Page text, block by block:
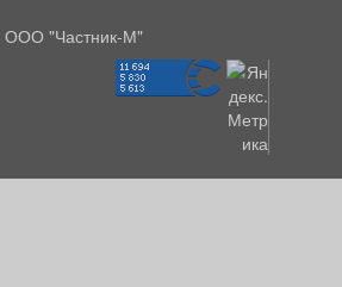
ООО "Частник-М"